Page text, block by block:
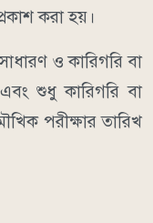
করা হয়।
ও কারিগরি বা
শুধু কারিগরি বা
পরীক্ষার তারিখ